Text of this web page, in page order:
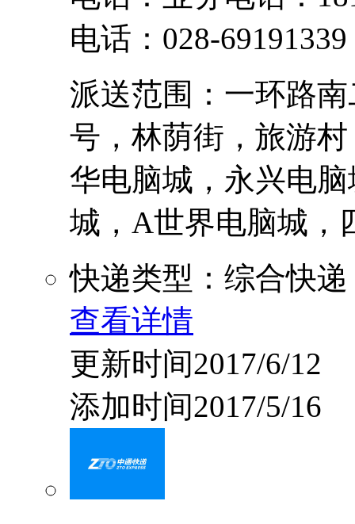
电话：028-
派送范围：一环路
号，林荫街，旅游
华电脑城，永兴电
城，A世界电脑城，
快递类型：综合快递
查看详情
更新时间2017/6/12
添加时间2017/5/16